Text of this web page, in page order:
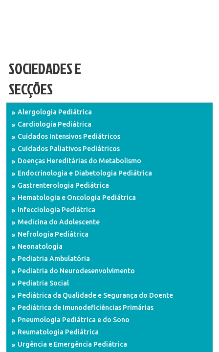
SOCIEDADES E
SECÇÕES
Alergologia Pediátrica
Cardiologia Pediátrica
Cuidados Intensivos Pediátricos
Cuidados Paliativos Pediátricos
Doenças Hereditárias do Metabolismo
Endocrinologia e Diabetologia Pediátrica
Gastrenterologia Pediátrica
Hematologia e Oncologia Pediátrica
Infecciologia Pediátrica
Medicina do Adolescente
Nefrologia Pediátrica
Neonatologia
Pediatria Ambulatória
Pediatria do Neurodesenvolvimento
Pediatria Social
Pediátrica da Qualidade e Segurança do Doente
Pediátrica de Imunodeficiências Primárias
Pneumologia Pediátrica e do Sono
Reumatologia Pediátrica
Urgência e Emergência Pediátrica